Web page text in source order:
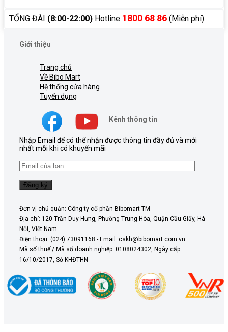
TỔNG ĐÀI (8:00-22:00)Hotline 1800 68 86 (Miễn phí)
Giới thiệu
Trang chủ
Về Bibo Mart
Hệ thống cửa hàng
Tuyển dụng
Kênh thông tin
Nhập Email để có thể nhận được thông tin đầy đủ và mới
nhất mỗi khi có khuyến mãi
Đơn vị chủ quản: Công ty cổ phần Bibomart TM
Địa chỉ: 120 Trần Duy Hưng, Phường Trung Hòa, Quận Cầu Giấy, Hà
Nội, Việt Nam
Điện thoại: (024) 73091168 - Email: cskh@bibomart.com.vn
Mã số thuế / Mã số doanh nghiệp: 0108024302, Ngày cấp:
16/10/2017, Sở KHĐTHN